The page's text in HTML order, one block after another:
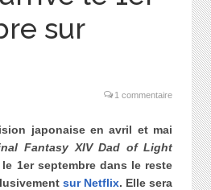
sur
1 commentaire
japonaise en avril et mai
Fantasy XIV Dad of Light
1er septembre dans le reste
sur Netflix. Elle sera